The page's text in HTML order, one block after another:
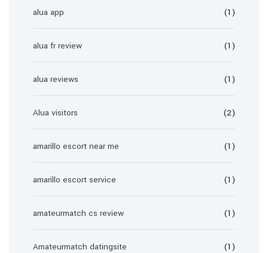
alua app (1)
alua fr review (1)
alua reviews (1)
Alua visitors (2)
amarillo escort near me (1)
amarillo escort service (1)
amateurmatch cs review (1)
Amateurmatch datingsite (1)